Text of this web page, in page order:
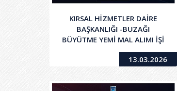
KIRSAL HİZMETLER DAİRE
BAŞKANLIĞI -BUZAĞI
BÜYÜTME YEMİ MAL ALIMI İŞİ
13.03.2026